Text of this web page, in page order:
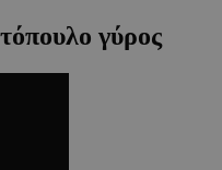
γύρος